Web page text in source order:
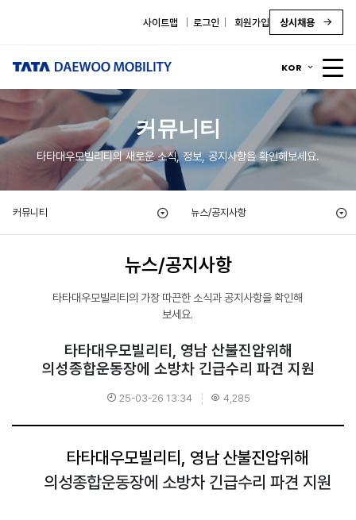
사이트맵 로그인 회원가입 상시채용
KOR
커뮤니티
타타대우모빌리티의 새로운 소식, 정보, 공지사항을 확인해보세요.
커뮤니티 뉴스/공지사항
뉴스/공지사항
타타대우모빌리티의 가장 따끈한 소식과 공지사항을 확인해
보세요.
타타대우모빌리티, 영남 산불진압위해
의성종합운동장에 소방차 긴급수리 파견 지원
25-03-26 13:34 4,285
타타대우모빌리티 , 영남 산불진압위해
의성종합운동장에 소방차 긴급수리 파견 지원